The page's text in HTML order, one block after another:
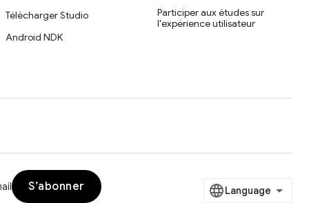
Télécharger Studio
Android NDK
Participer aux études sur
l'expérience utilisateur
S’abonner